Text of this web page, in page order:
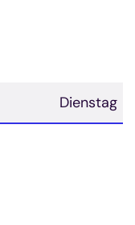
Dienstag